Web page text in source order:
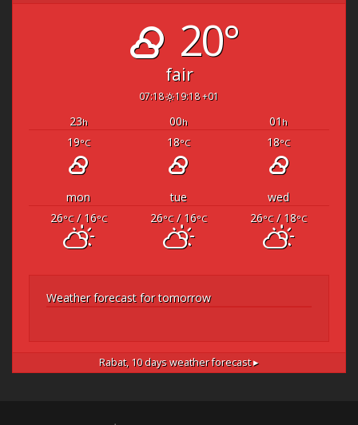
20°
fair
07:18 19:18 +01
23h 00h 01 h
19°C 18°C 18°C
mon tue
wed
26°C/ 16°C 26°C/ 16°C 26°C/ 18°C
Weather forecast for tomorrow
Rabat, 10 days weather forecast ▸